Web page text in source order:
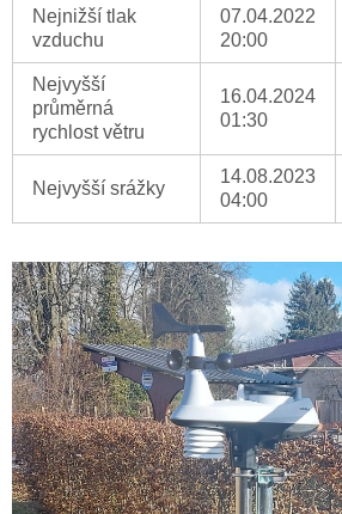
Nejnižší tlak
vzduchu
07.04.2022
20:00
Nejvyšší
průměrná
rychlost větru
16.04.2024
01:30
Nejvyšší srážky
14.08.2023
04:00